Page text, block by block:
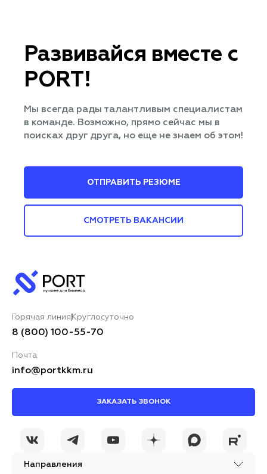
Развивайся вместе с
PORT!
Мы всегда рады талантливым специалистам
в команде. Возможно, прямо сейчас мы в
поисках друг друга, но еще не знаем об этом!
ОТПРАВИТЬ РЕЗЮМЕ
СМОТРЕТЬ ВАКАНСИИ
Направления
Горячая линия Круглосуточно
8 (800) 100-55-70
Почта
info@portkkm.ru
ЗАКАЗАТЬ ЗВОНОК